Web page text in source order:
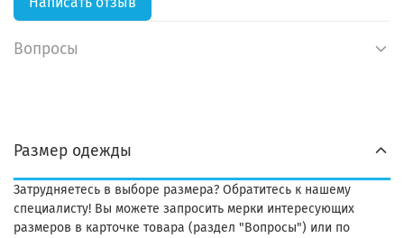
Вопросы
Размер одежды
Затрудняетесь в выборе размера? Обратитесь к нашему
специалисту! Вы можете запросить мерки интересующих
размеров в карточке товара (раздел "Вопросы") или по